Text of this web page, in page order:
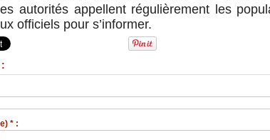
autorités appellent régulièrement les
officiels pour s’informer.
* :